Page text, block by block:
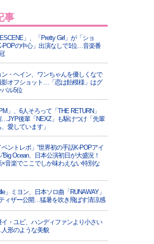
事
」、「Pretty Girl」が「ショ
POPの中心」出演なしで1位…音楽番
ン・ヘイン、ワンちゃんを優しくなで
影オフショット…「恋は飴模様」はグ
バル5位
」、6人そろって「THE RETURN」
…JYP後輩「NEXZ」も駆けつけ「先輩
、愛しています」
ベントレポ」“世界初の手話K-POPアイ
”Big Ocean、日本公演初日が大盛況！
×音楽でここでしか味わえない特別な
dle」ミヨン、日本ソロ曲「RUNAWAY」
ィザー公開…猛暑を吹き飛ばす清涼感
イ・ユビ、ハンディファンより小さい
形のような美貌